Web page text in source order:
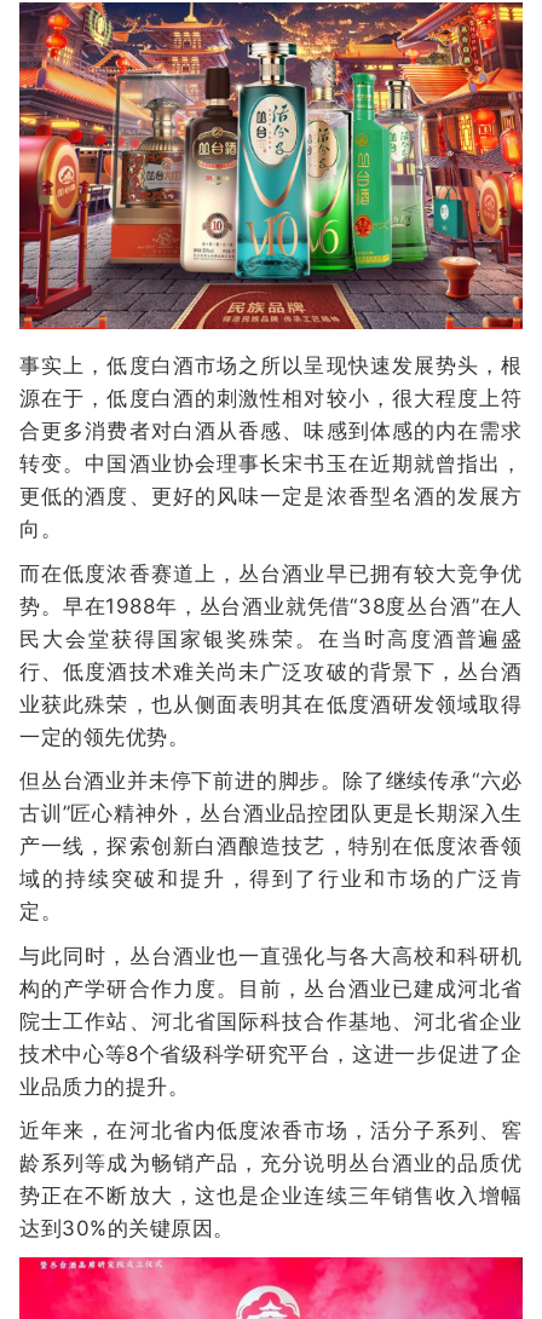
事实上，低度白酒市场之所以呈现快速发展势头，根
源在于，低度白酒的刺激性相对较小，很大程度上符
合更多消费者对白酒从香感、味感到体感的内在需求
转变。中国酒业协会理事长宋书玉在近期就曾指出，
更低的酒度、更好的风味一定是浓香型名酒的发展方
向。
而在低度浓香赛道上，丛台酒业早已拥有较大竞争优
势。早在1988年，丛台酒业就凭借“38度丛台酒”在人
民大会堂获得国家银奖殊荣。在当时高度酒普遍盛
行、低度酒技术难关尚未广泛攻破的背景下，丛台酒
业获此殊荣，也从侧面表明其在低度酒研发领域取得
一定的领先优势。
但丛台酒业并未停下前进的脚步。除了继续传承“六必
古训”匠心精神外，丛台酒业品控团队更是长期深入生
产一线，探索创新白酒酿造技艺，特别在低度浓香领
域的持续突破和提升，得到了行业和市场的广泛肯
定。
与此同时，丛台酒业也一直强化与各大高校和科研机
构的产学研合作力度。目前，丛台酒业已建成河北省
院士工作站、河北省国际科技合作基地、河北省企业
技术中心等8个省级科学研究平台，这进一步促进了企
业品质力的提升。
近年来，在河北省内低度浓香市场，活分子系列、窖
龄系列等成为畅销产品，充分说明丛台酒业的品质优
势正在不断放大，这也是企业连续三年销售收入增幅
达到30%的关键原因。